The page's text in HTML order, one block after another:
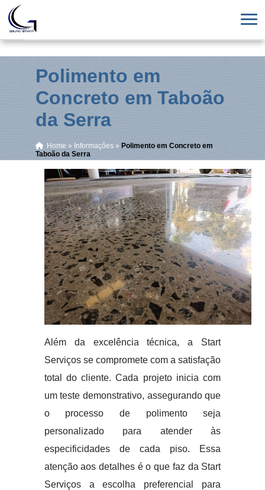
Polimento em
Concreto em Taboão
da Serra
Home » Informações » Polimento em Concreto em
Taboão da Serra
Além da excelência técnica, a Start
Serviços se compromete com a satisfação
total do cliente. Cada projeto inicia com
um teste demonstrativo, assegurando que
o processo de polimento seja
personalizado para atender às
especificidades de cada piso. Essa
atenção aos detalhes é o que faz da Start
Serviços a escolha preferencial para